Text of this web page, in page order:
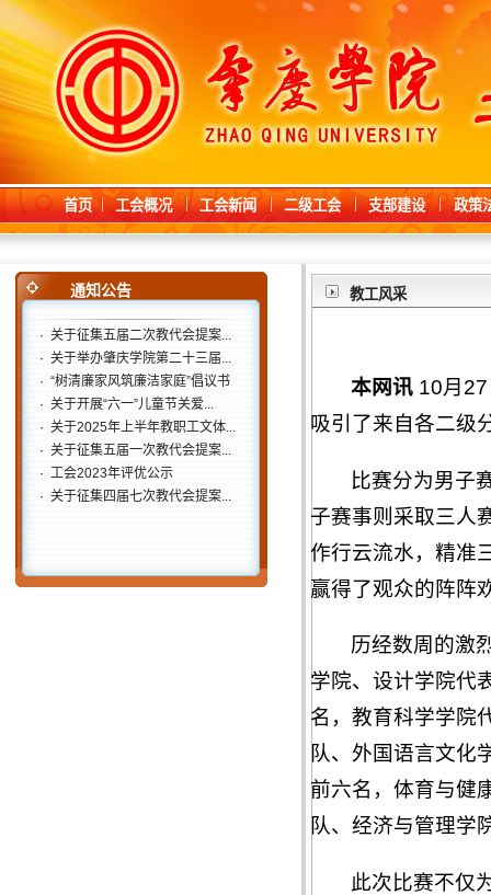
首页 工会概况 工会新闻 二级工会 支部建设 政策
通知公告
· 关于征集五届二次教代会提案...
· 关于举办肇庆学院第二十三届...
· “树清廉家风筑廉洁家庭”倡议书
· 关于开展“六一”儿童节关爱...
· 关于2025年上半年教职工文体...
· 关于征集五届一次教代会提案...
· 工会2023年评优公示
· 关于征集四届七次教代会提案...
教工风采
本网讯 10月
吸引了来自各二级
比赛分为男子
子赛事则采取三人
作行云流水，精准
赢得了观众的阵阵
历经数周的激
学院、设计学院代
名，教育科学学院
队、外国语言文化
前六名，体育与健
队、经济与管理学
此次比赛不仅